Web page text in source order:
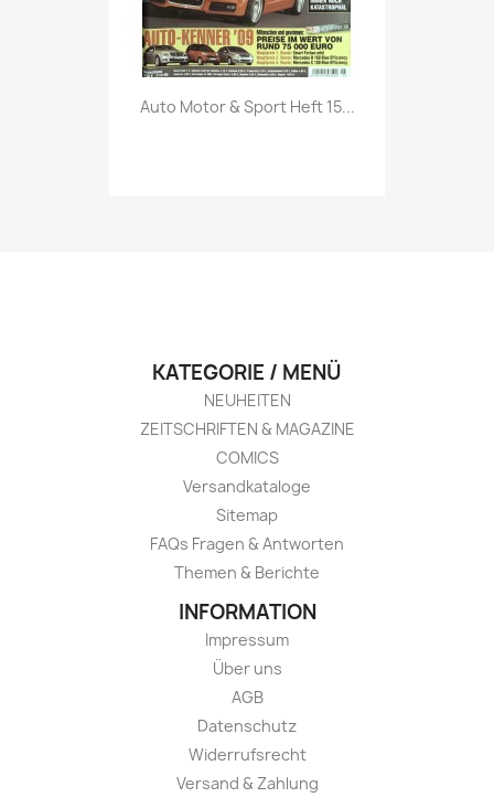
Vorschau
Auto Motor & Sport Heft 15...
KATEGORIE / MENÜ
NEUHEITEN
ZEITSCHRIFTEN & MAGAZINE
COMICS
Versandkataloge
Sitemap
FAQs Fragen & Antworten
Themen & Berichte
INFORMATION
Impressum
Über uns
AGB
Datenschutz
Widerrufsrecht
Versand & Zahlung